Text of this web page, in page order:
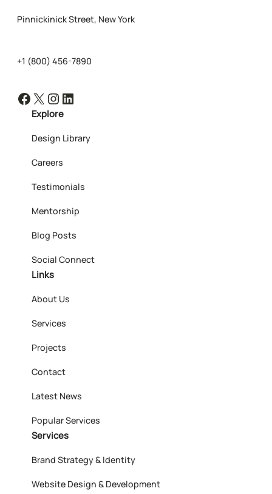
Pinnickinick Street, New York
+1 (800) 456-7890
Facebook X Instagram LinkedIn
Explore
Design Library
Careers
Testimonials
Mentorship
Blog Posts
Social Connect
Links
About Us
Services
Projects
Contact
Latest News
Popular Services
Services
Brand Strategy & Identity
Website Design & Development